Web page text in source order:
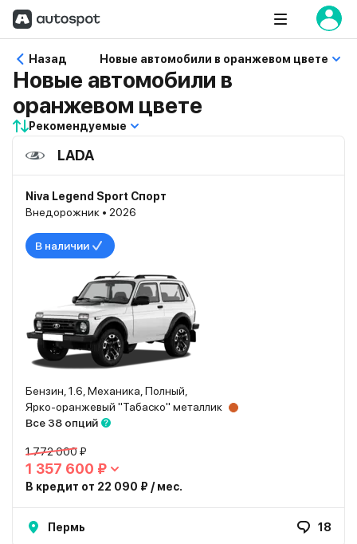
Назад Новые автомобили в оранжевом цвете
Новые автомобили в
оранжевом цвете
Рекомендуемые
LADA
Niva Legend Sport Спорт
Внедорожник • 2026
В наличии
Бензин, 1.6, Механика, Полный,
Ярко-оранжевый "Табаско" металлик
Все 38 опций
1 772 000 ₽
1 357 600 ₽
В кредит от 22 090 ₽ / мес.
Пермь 18